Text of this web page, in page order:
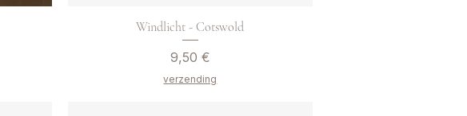
Windlicht - Cotswold
Preis
9,50 €
verzending